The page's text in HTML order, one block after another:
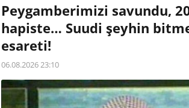
Peygamberimizi savundu,
hapiste… Suudi şeyhin
esareti!
06.08.2026 23:10